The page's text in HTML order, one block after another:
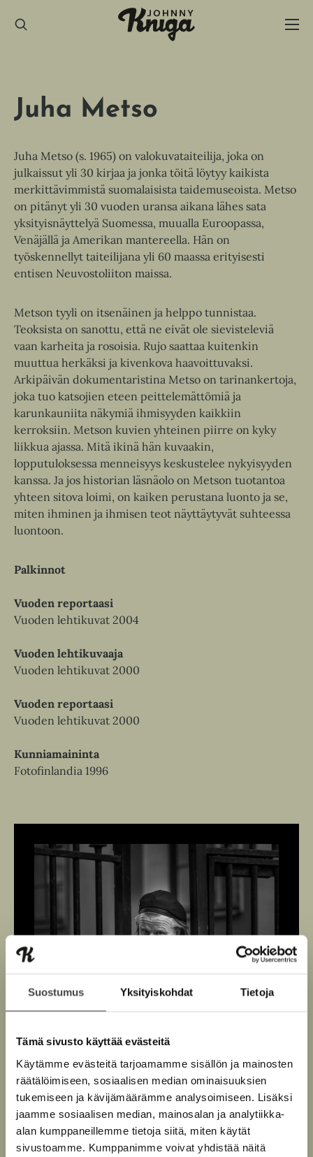
Suostumus Yksityiskohdat Tietoja
Tämä sivusto käyttää evästeitä
Käytämme evästeitä tarjoamamme sisällön ja mainosten
räätälöimiseen, sosiaalisen median ominaisuuksien
tukemiseen ja kävijämäärämme analysoimiseen. Lisäksi
jaamme sosiaalisen median, mainosalan ja analytiikka-
alan kumppaneillemme tietoja siitä, miten käytät
sivustoamme. Kumppanimme voivat yhdistää näitä
sisältöön
Juha Metso
Juha Metso (s. 1965) on valokuvataiteilija, joka on
julkaissut yli 30 kirjaa ja jonka töitä löytyy kaikista
merkittävimmistä suomalaisista taidemuseoista. Metso
on pitänyt yli 30 vuoden uransa aikana lähes sata
yksityisnäyttelyä Suomessa, muualla Euroopassa,
Venäjällä ja Amerikan mantereella. Hän on
työskennellyt taiteilijana yli 60 maassa erityisesti
entisen Neuvostoliiton maissa.
Metson tyyli on itsenäinen ja helppo tunnistaa.
Teoksista on sanottu, että ne eivät ole sievisteleviä
vaan karheita ja rosoisia. Rujo saattaa kuitenkin
muuttua herkäksi ja kivenkova haavoittuvaksi.
Arkipäivän dokumentaristina Metso on tarinankertoja,
joka tuo katsojien eteen peittelemättömiä ja
karunkauniita näkymiä ihmisyyden kaikkiin
kerroksiin. Metson kuvien yhteinen piirre on kyky
liikkua ajassa. Mitä ikinä hän kuvaakin,
lopputuloksessa menneisyys keskustelee nykyisyyden
kanssa. Ja jos historian läsnäolo on Metson tuotantoa
yhteen sitova loimi, on kaiken perustana luonto ja se,
miten ihminen ja ihmisen teot näyttäytyvät suhteessa
luontoon.
Palkinnot
Vuoden reportaasi
Vuoden lehtikuvat 2004
Vuoden lehtikuvaaja
Vuoden lehtikuvat 2000
Vuoden reportaasi
Vuoden lehtikuvat 2000
Kunniamaininta
Fotofinlandia 1996
Kuva: Iida Metso